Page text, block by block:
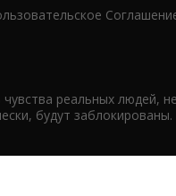
реальных людей,
будут заблокированы.